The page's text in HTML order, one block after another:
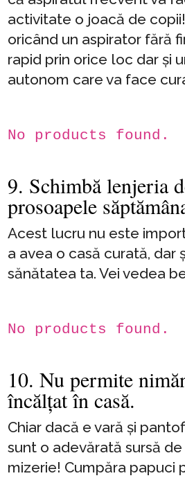
activitate o joacă de
oricând un aspirator fără
rapid prin orice loc dar și
autonom care va face
No products found.
9. Schimbă lenjeria
prosoapele
Acest lucru nu este
a avea o casă curată, dar
sănătatea ta. Vei vedea
No products found.
10. Nu permite
încălțat în casă.
Chiar dacă e vară și
sunt o adevărată sursă
mizerie! Cumpăra papuci